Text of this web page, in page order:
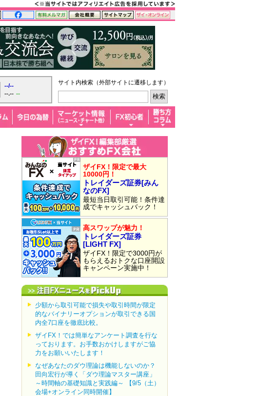
--/--
--.-- --
サイト内検索（外部サイトに遷移します）
ザイFX！限定で最大
10000円！
トレイダーズ証券[みん
なのFX]
最短当日取引可能！条件達
成でキャッシュバック！
高スワップが魅力！
トレイダーズ証券
[LIGHT FX]
ザイFX！限定で3000円が
もらえるおトクな口座開設
キャンペーン実施中！
少額から取引可能で損失や取引時間が限定
的なバイナリーオプションが取引できる国
内全7口座を徹底比較。
ザイFX！では簡単なアンケート調査を行な
っております。お手数おかけしますがご協
力をお願いいたします！
なぜあなたのダウ理論は機能しないのか？
田向宏行が導く「ダウ理論マスター講座」
～時間軸の基礎知識と実践編～ 【9/5（土）
会場+オンライン同時開催】